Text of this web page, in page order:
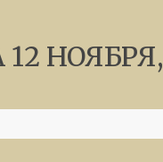
НОЯБРЯ,